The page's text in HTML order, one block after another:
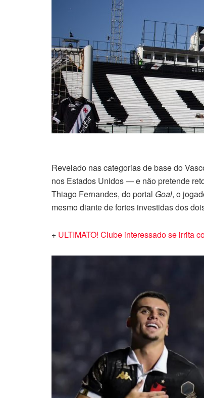
Revelado nas categorias de base do
nos Estados Unidos — e não pretende
Thiago Fernandes, do portal Goal, o
mesmo diante de fortes investidas dos
+ ULTIMATO! Clube interessado se irrita